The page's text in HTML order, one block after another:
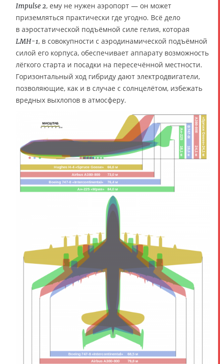
Impulse 2, ему не нужен аэропорт — он может
приземляться практически где угодно. Всё дело
в аэростатической подъёмной силе гелия, которая
LMH-1, в совокупности с аэродинамической подъёмной
силой его корпуса, обеспечивает аппарату возможность
лёгкого старта и посадки на пересечённой местности.
Горизонтальный ход гибриду дают электродвигатели,
позволяющие, как и в случае с солнцелётом, избежать
вредных выхлопов в атмосферу.